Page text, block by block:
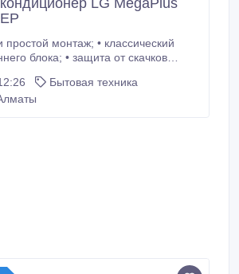
LG MegaPlus
монтаж; • классический
защита от скачков
охлаждения; • фильтры
воздух от частиц размером
Бытовая техника